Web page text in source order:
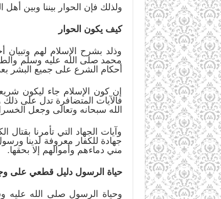
ولذلك فإن الحوار بيننا وبين
كيف يكون الحوار
وذلد بشرح الإسلام لهم وتبيان
محمد صلى الله عليه وسلم
أحكام الشرع على جميع البشر
إن كون الإسلام جاء ليكون
فالآيات المتضافرة تدل على ذلك
الله سبحانه وتعالى وجعل
وآيات الجهاد التي تأمرنا
جهادة للكفار معروفة لدينا
مني دماءهم وأموالهم إلا بحقها.
حياة الرسول دليل قطعي على
وحياة الرسول صلى الله عليه